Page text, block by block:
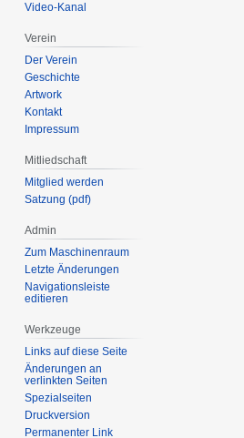
Video-Kanal
Verein
Der Verein
Geschichte
Artwork
Kontakt
Impressum
Mitliedschaft
Mitglied werden
Satzung (pdf)
Admin
Zum Maschinenraum
Letzte Änderungen
Navigationsleiste
editieren
Werkzeuge
Links auf diese Seite
Änderungen an
verlinkten Seiten
Spezialseiten
Druckversion
Permanenter Link